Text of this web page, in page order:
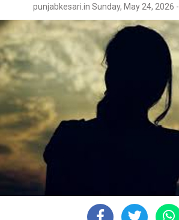
punjabkesari.in Sunday, May 24, 2026